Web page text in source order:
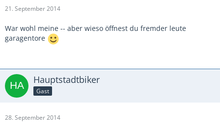
21. September 2014
War wohl meine -- aber wieso öffnest du fremder leute
garagentore
Hauptstadtbiker
Gast
28. September 2014